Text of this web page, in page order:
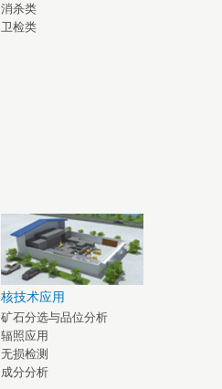
消杀类
卫检类
核技术应用
矿石分选与品位分析
辐照应用
无损检测
成分分析